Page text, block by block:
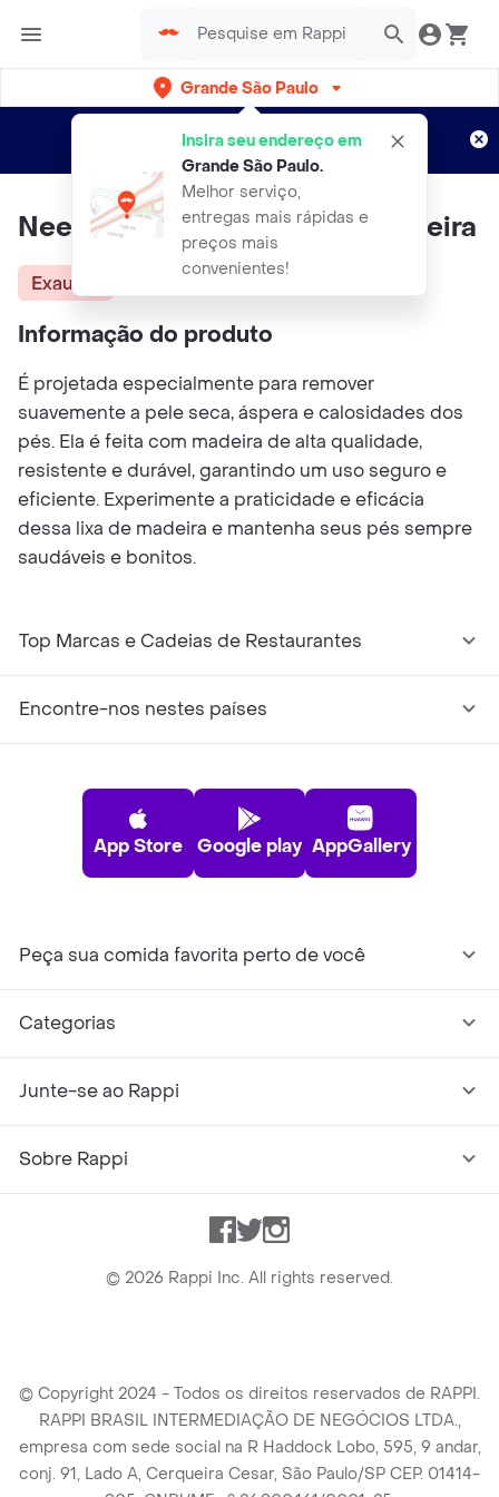
Grande São Paulo
Insira seu endereço em
Grande São Paulo.
Melhor serviço,
entregas mais rápidas e
preços mais
convenientes!
Entregas grátis por 15 dias!
Aplicam T&C
Needs Lixa para os Pés de Madeira
Exausta
Informação do produto
É projetada especialmente para remover
suavemente a pele seca, áspera e calosidades dos
pés. Ela é feita com madeira de alta qualidade,
resistente e durável, garantindo um uso seguro e
eficiente. Experimente a praticidade e eficácia
dessa lixa de madeira e mantenha seus pés sempre
saudáveis e bonitos.
Top Marcas e Cadeias de Restaurantes
Encontre-nos nestes países
App Store Google play AppGallery
Peça sua comida favorita perto de você
Categorias
Junte-se ao Rappi
Sobre Rappi
Facebook
TwitterInstagram
© 2026 Rappi Inc. All rights reserved.
© Copyright 2024 - Todos os direitos reservados de RAPPI.
RAPPI BRASIL INTERMEDIAÇÃO DE NEGÓCIOS LTDA.,
empresa com sede social na R Haddock Lobo, 595, 9 andar,
conj. 91, Lado A, Cerqueira Cesar, São Paulo/SP CEP. 01414-